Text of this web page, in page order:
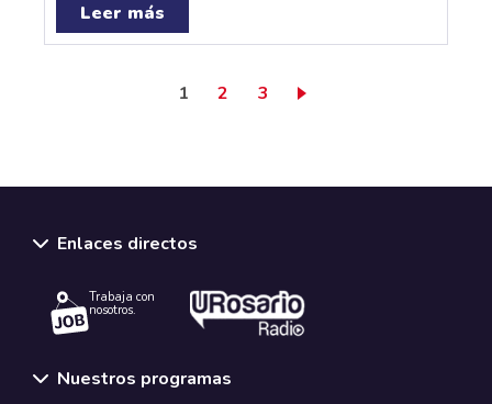
Leer más
Página actual
1 Page
2 Page
3
Enlaces directos
Trabaja con
nosotros.
Nuestros programas